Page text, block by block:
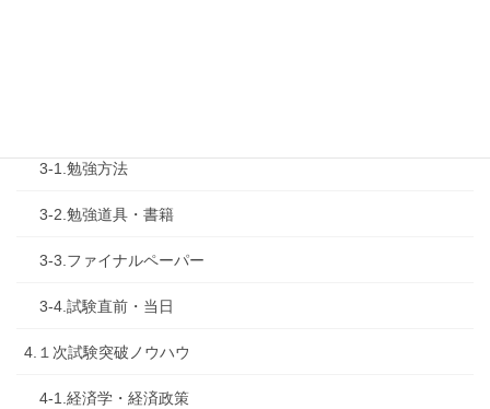
3-1.勉強方法
3-2.勉強道具・書籍
3-3.ファイナルペーパー
3-4.試験直前・当日
4.１次試験突破ノウハウ
4-1.経済学・経済政策